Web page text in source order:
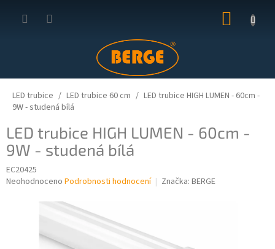
KOŠÍK
LED trubice LED trubice 60 cm
LED trubice HIGH LUMEN - 60cm -
9W - studená bílá
LED trubice HIGH LUMEN - 60cm -
9W - studená bílá
EC20425
Průměrné
Neohodnoceno Podrobnosti hodnocení Značka: BERGE